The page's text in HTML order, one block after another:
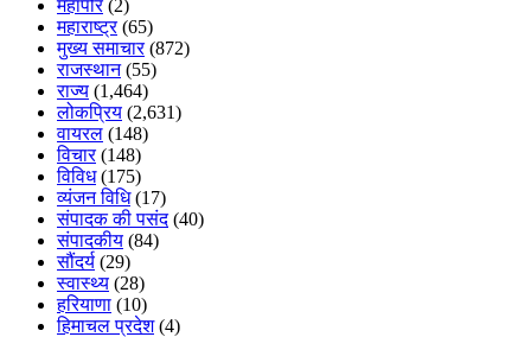
महापौर(2)
महाराष्ट्र(65)
मुख्य समाचार(872)
राजस्थान(55)
राज्य (1,464)
लोकप्रिय (2,631)
वायरल (148)
विचार(148)
विविध(175)
व्यंजन विधि(17)
संपादक की पसंद(40)
संपादकीय (84)
सौंदर्य (29)
स्वास्थ्य (28)
हरियाणा (10)
हिमाचल प्रदेश(4)